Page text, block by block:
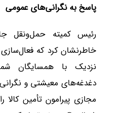
پاسخ به نگرانی‌های عمومی
رئیس کمیته حمل‌ونقل
خاطرنشان کرد که
نزدیک با همسایگان
دغدغه‌های معیشتی و
مجازی پیرامون تأمین کالا